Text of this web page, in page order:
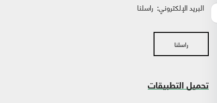
البريد الإلكتروني: راسلنا
راسلنا
تحميل التطبيقات